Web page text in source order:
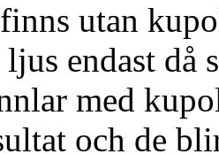
utan
endast då
med
och de